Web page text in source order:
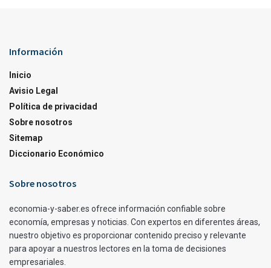
Información
Inicio
Avisio Legal
Política de privacidad
Sobre nosotros
Sitemap
Diccionario Económico
Sobre nosotros
economia-y-saber.es ofrece información confiable sobre
economía, empresas y noticias. Con expertos en diferentes áreas,
nuestro objetivo es proporcionar contenido preciso y relevante
para apoyar a nuestros lectores en la toma de decisiones
empresariales.